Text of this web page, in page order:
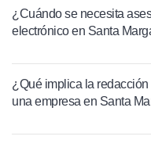
¿Cuándo se necesita
electrónico en Santa
¿Qué implica la
una empresa en Santa